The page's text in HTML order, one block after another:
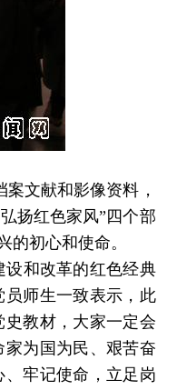
文献和影像资料，
扬红色家风”四个部
初心和使命。
和改革的红色经典
师生一致表示，此
教材，大家一定会
为国为民、艰苦奋
牢记使命，立足岗